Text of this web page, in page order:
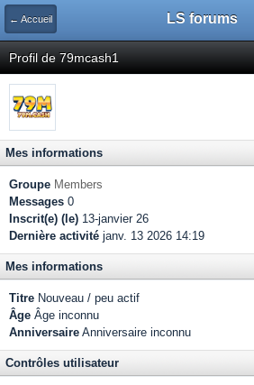
← Accueil LS forums
Profil de 79mcash1
Mes informations
Groupe Members
Messages 0
Inscrit(e) (le) 13-janvier 26
Dernière activité janv. 13 2026 14:19
Mes informations
Titre Nouveau / peu actif
Âge Âge inconnu
Anniversaire Anniversaire inconnu
Contrôles utilisateur